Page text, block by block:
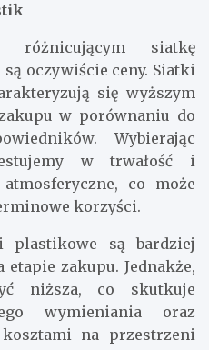
różnicującym siatkę
oczywiście ceny. Siatki
się wyższym
w porównaniu do
Wybierając
w trwałość i
co może
korzyści.
są bardziej
zakupu. Jednakże,
niższa, co skutkuje
wymieniania oraz
na przestrzeni